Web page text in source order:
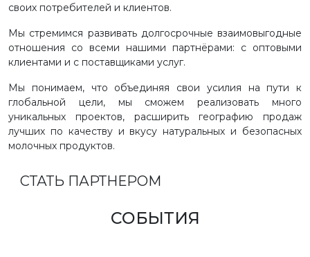
своих потребителей и клиентов.
Мы стремимся развивать долгосрочные взаимовыгодные
отношения со всеми нашими партнёрами: с оптовыми
клиентами и с поставщиками услуг.
Мы понимаем, что объединяя свои усилия на пути к
глобальной цели, мы сможем реализовать много
уникальных проектов, расширить географию продаж
лучших по качеству и вкусу натуральных и безопасных
молочных продуктов.
СТАТЬ ПАРТНЕРОМ
СОБЫТИЯ